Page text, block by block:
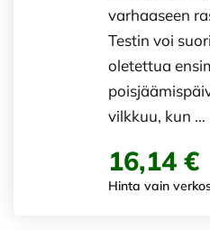
varhaaseen
Testin voi
oletettua
vilkkuu, kun …
16,14 €
Hinta vain